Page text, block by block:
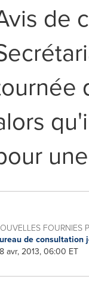
de
FOURNIES
de consultation
avr, 2013, 06:00 ET